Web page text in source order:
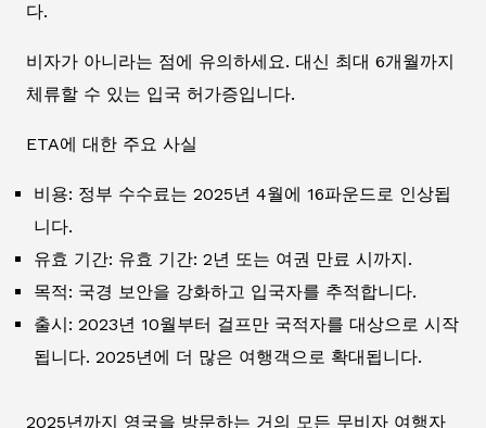
다.
비자가 아니라는 점에 유의하세요. 대신 최대 6개월까지
체류할 수 있는 입국 허가증입니다.
ETA에 대한 주요 사실
비용: 정부 수수료는 2025년 4월에 16파운드로 인상됩
니다.
유효 기간: 유효 기간: 2년 또는 여권 만료 시까지.
목적: 국경 보안을 강화하고 입국자를 추적합니다.
출시: 2023년 10월부터 걸프만 국적자를 대상으로 시작
됩니다. 2025년에 더 많은 여행객으로 확대됩니다.
2025년까지 영국을 방문하는 거의 모든 무비자 여행자